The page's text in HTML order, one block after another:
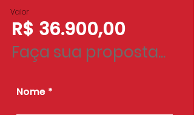
Valor
R$ 36.900,00
Faça sua proposta...
Nome